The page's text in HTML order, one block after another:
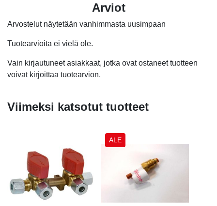
Arviot
Arvostelut näytetään vanhimmasta uusimpaan
Tuotearvioita ei vielä ole.
Vain kirjautuneet asiakkaat, jotka ovat ostaneet tuotteen
voivat kirjoittaa tuotearvion.
Viimeksi katsotut tuotteet
ALE